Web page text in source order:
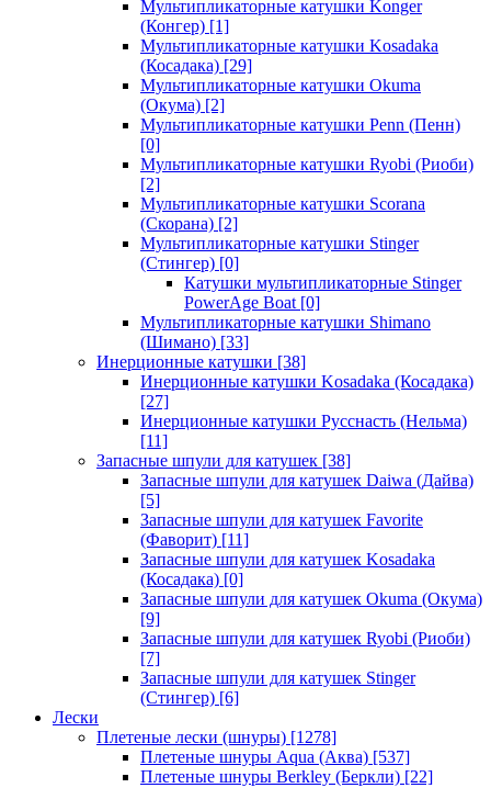
Мультипликаторные катушки Konger
(Конгер) [1]
Мультипликаторные катушки Kosadaka
(Косадака) [29]
Мультипликаторные катушки Okuma
(Окума) [2]
Мультипликаторные катушки Penn (Пенн)
[0]
Мультипликаторные катушки Ryobi (Риоби)
[2]
Мультипликаторные катушки Scorana
(Скорана) [2]
Мультипликаторные катушки Stinger
(Стингер) [0]
Катушки мультипликаторные Stinger
PowerAge Boat [0]
Мультипликаторные катушки Shimano
(Шимано) [33]
Инерционные катушки [38]
Инерционные катушки Kosadaka (Косадака)
[27]
Инерционные катушки Русснасть (Нельма)
[11]
Запасные шпули для катушек [38]
Запасные шпули для катушек Daiwa (Дайва)
[5]
Запасные шпули для катушек Favorite
(Фаворит) [11]
Запасные шпули для катушек Kosadaka
(Косадака) [0]
Запасные шпули для катушек Okuma (Окума)
[9]
Запасные шпули для катушек Ryobi (Риоби)
[7]
Запасные шпули для катушек Stinger
(Стингер) [6]
Лески
Плетеные лески (шнуры) [1278]
Плетеные шнуры Aqua (Аква) [537]
Плетеные шнуры Berkley (Беркли) [22]